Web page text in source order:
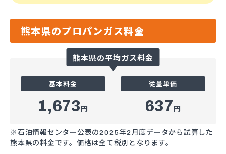
熊本県のプロパンガス料金
熊本県の平均ガス料金
基本料金
1,673円
従量単価
637円
※石油情報センター公表の2025年2月度データから試算した
熊本県の料金です。価格は全て税別となります。